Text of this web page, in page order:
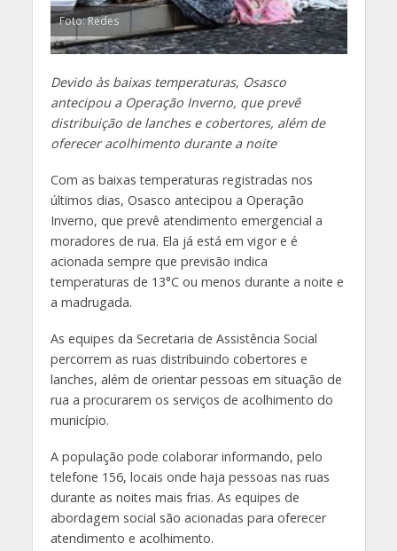
Foto: Redes
Devido às baixas temperaturas, Osasco
antecipou a Operação Inverno, que prevê
distribuição de lanches e cobertores, além de
oferecer acolhimento durante a noite
Com as baixas temperaturas registradas nos
últimos dias, Osasco antecipou a Operação
Inverno, que prevê atendimento emergencial a
moradores de rua. Ela já está em vigor e é
acionada sempre que previsão indica
temperaturas de 13°C ou menos durante a noite e
a madrugada.
As equipes da Secretaria de Assistência Social
percorrem as ruas distribuindo cobertores e
lanches, além de orientar pessoas em situação de
rua a procurarem os serviços de acolhimento do
município.
A população pode colaborar informando, pelo
telefone 156, locais onde haja pessoas nas ruas
durante as noites mais frias. As equipes de
abordagem social são acionadas para oferecer
atendimento e acolhimento.